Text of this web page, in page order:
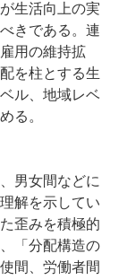
生活向上の実
きである。連
用の維持拡
を柱とする生
ル、地域レベ
る。
男女間などに
解を示してい
歪みを積極的
「分配構造の
間、労働者間